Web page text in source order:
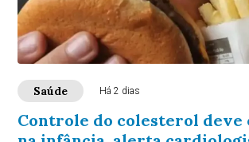
Saúde Há 2 dias
Controle do colesterol deve